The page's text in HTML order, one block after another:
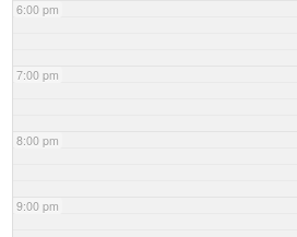
6:00 pm
7:00 pm
8:00 pm
9:00 pm